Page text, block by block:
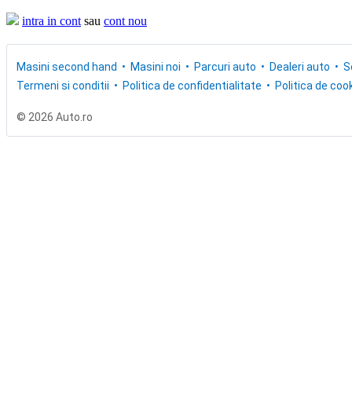
intra in cont sau cont nou
Masini second hand Masini noi Parcuri auto Dealeri auto
Termeni si conditii
Politica de confidentialitate Politica de
© 2026 Auto.ro